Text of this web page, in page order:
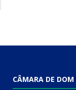
CÂMARA DE DOM